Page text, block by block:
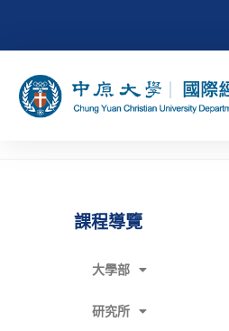
課程導覽
大學部
研究所